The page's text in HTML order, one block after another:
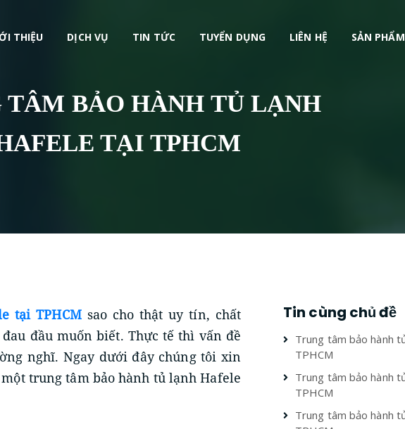
THIỆU DỊCH VỤ TIN TỨC TUYỂN DỤNG LIÊN HỆ SẢN PHẨM
TÂM BẢO HÀNH TỦ LẠNH
TẠI TPHCM
tại TPHCMsao cho thật uy tín, chất
đầu muốn biết. Thực tế thì vấn đề
nghĩ. Ngay dưới đây chúng tôi xin
trung tâm bảo hành tủ lạnh Hafele
Tin cùng chủ đề
Trung tâm bảo hành
TPHCM
Trung tâm bảo hành
TPHCM
Trung tâm bảo hành